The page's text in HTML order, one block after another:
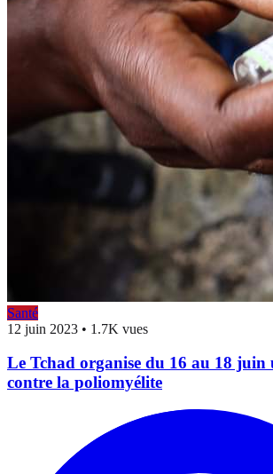
Santé
12 juin 2023 • 1.7K vues
Le Tchad organise du 16 au 18 juin
contre la poliomyélite